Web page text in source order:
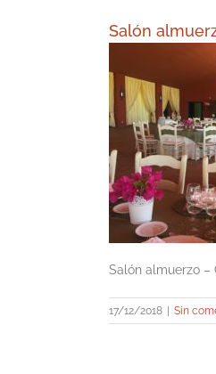
Salón
Salón almuerzo –
17/12/2018 Sin